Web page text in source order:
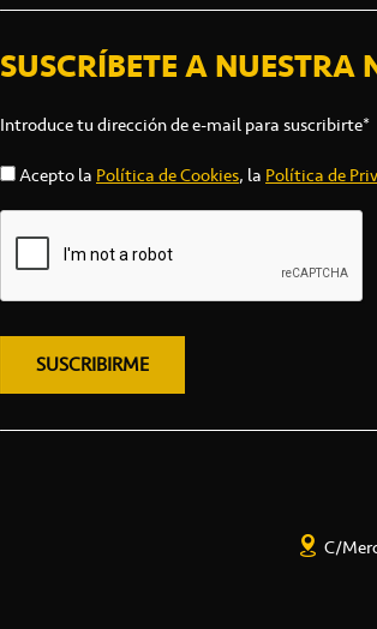
SUSCRÍBETE A NUESTRA
Introduce tu dirección de e-mail para suscribirte*
Acepto la Política de Cookies, la Política de
C/